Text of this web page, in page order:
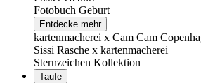
Fotobuch Geburt
Entdecke mehr
kartenmacherei x Cam Cam
Sissi Rasche x kartenmacherei
Sternzeichen Kollektion
Taufe